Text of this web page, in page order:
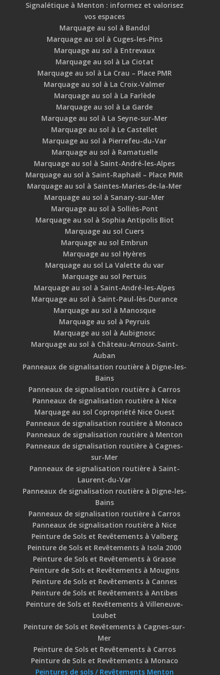
Signalétique à Menton : informez et valorisez
vos espaces
Marquage au sol à Bandol
Marquage au sol à Cuges-les-Pins
Marquage au sol à Entrevaux
Marquage au sol à La Ciotat
Marquage au sol à La Crau – Place PMR
Marquage au sol à La Croix-Valmer
Marquage au sol à La Farlède
Marquage au sol à La Garde
Marquage au sol à La Seyne-sur-Mer
Marquage au sol à Le Castellet
Marquage au sol à Pierrefeu-du-Var
Marquage au sol à Ramatuelle
Marquage au sol à Saint-André-les-Alpes
Marquage au sol à Saint-Raphaël – Place PMR
Marquage au sol à Saintes-Maries-de-la-Mer
Marquage au sol à Sanary-sur-Mer
Marquage au sol à Solliès-Pont
Marquage au sol à Sophia Antipolis Biot
Marquage au sol Cuers
Marquage au sol Embrun
Marquage au sol Hyères
Marquage au sol La Valette du var
Marquage au sol Pertuis
Marquage au sol à Saint-André-les-Alpes
Marquage au sol à Saint-Paul-lès-Durance
Marquage au sol à Manosque
Marquage au sol à Peyruis
Marquage au sol à Aubignosc
Marquage au sol à Château-Arnoux-Saint-
Auban
Panneaux de signalisation routière à Digne-les-
Bains
Panneaux de signalisation routière à Carros
Panneaux de signalisation routière à Nice
Marquage au sol Copropriété Nice Ouest
Panneaux de signalisation routière à Monaco
Panneaux de signalisation routière à Menton
Panneaux de signalisation routière à Cagnes-
sur-Mer
Panneaux de signalisation routière à Saint-
Laurent-du-Var
Panneaux de signalisation routière à Digne-les-
Bains
Panneaux de signalisation routière à Carros
Panneaux de signalisation routière à Nice
Peinture de Sols et Revêtements à Valberg
Peinture de Sols et Revêtements à Isola 2000
Peinture de Sols et Revêtements à Grasse
Peinture de Sols et Revêtements à Mougins
Peinture de Sols et Revêtements à Cannes
Peinture de Sols et Revêtements à Antibes
Peinture de Sols et Revêtements à Villeneuve-
Loubet
Peinture de Sols et Revêtements à Cagnes-sur-
Mer
Peinture de Sols et Revêtements à Carros
Peinture de Sols et Revêtements à Monaco
Peintures de sols / Revêtements Menton